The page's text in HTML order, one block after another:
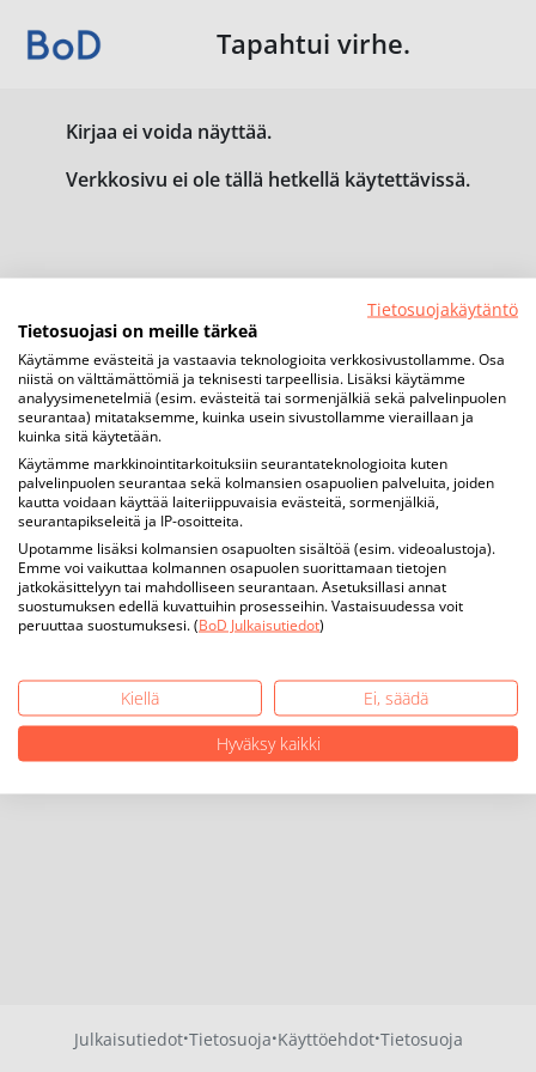
Tapahtui virhe.
Kirjaa ei voida näyttää.
Verkkosivu ei ole tällä hetkellä käytettävissä.
Julkaisutiedot·Tietosuoja·Käyttöehdot·Tietosuoja
Tietosuojakäytäntö
Tietosuojasi on meille tärkeä
Käytämme evästeitä ja vastaavia teknologioita verkkosivustollamme. Osa
niistä on välttämättömiä ja teknisesti tarpeellisia. Lisäksi käytämme
analyysimenetelmiä (esim. evästeitä tai sormenjälkiä sekä palvelinpuolen
seurantaa) mitataksemme, kuinka usein sivustollamme vieraillaan ja
kuinka sitä käytetään.
Käytämme markkinointitarkoituksiin seurantateknologioita kuten
palvelinpuolen seurantaa sekä kolmansien osapuolien palveluita, joiden
kautta voidaan käyttää laiteriippuvaisia evästeitä, sormenjälkiä,
seurantapikseleitä ja IP-osoitteita.
Upotamme lisäksi kolmansien osapuolten sisältöä (esim. videoalustoja).
Emme voi vaikuttaa kolmannen osapuolen suorittamaan tietojen
jatkokäsittelyyn tai mahdolliseen seurantaan. Asetuksillasi annat
suostumuksen edellä kuvattuihin prosesseihin. Vastaisuudessa voit
peruuttaa suostumuksesi. (BoD Julkaisutiedot)
Kiellä
Ei, säädä
Hyväksy kaikki